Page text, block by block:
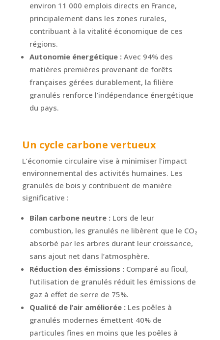
environ 11 000 emplois directs en France,
principalement dans les zones rurales,
contribuant à la vitalité économique de ces
régions.
Autonomie énergétique :Avec 94% des
matières premières provenant de forêts
françaises gérées durablement, la filière
granulés renforce l’indépendance énergétique
du pays.
Un cycle carbone vertueux
L’économie circulaire vise à minimiser l’impact
environnemental des activités humaines. Les
granulés de bois y contribuent de manière
significative :
Bilan carbone neutre :Lors de leur
combustion, les granulés ne libèrent que le CO₂
absorbé par les arbres durant leur croissance,
sans ajout net dans l’atmosphère.
Réduction des émissions :Comparé au fioul,
l’utilisation de granulés réduit les émissions de
gaz à effet de serre de 75%.
Qualité de l’air améliorée :Les poêles à
granulés modernes émettent 40% de
particules fines en moins que les poêles à